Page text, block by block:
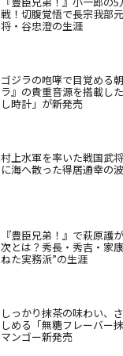
戦！切腹覚悟で長宗我部
将・谷忠澄の生涯
ゴジラの咆哮で目覚める
ラ』の貴重音源を搭載し
し時計」が新発売
村上水軍を率いた戦国武
に海へ散った得居通幸の
『豊臣兄弟！』で萩原護
次とは？秀長・秀吉・家
ねた実務派”の生涯
しっかり抹茶の味わい、
しめる「無糖フレーバー
マンゴー新発売